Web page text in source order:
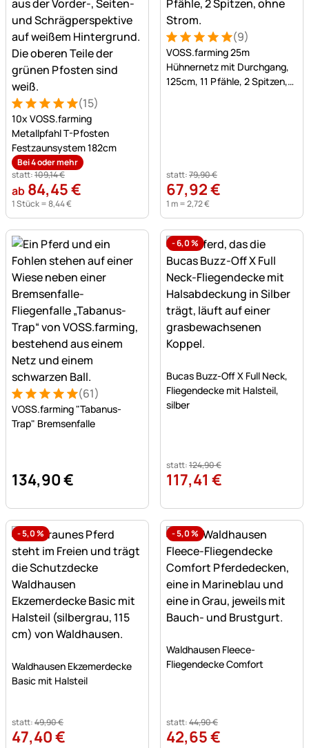
Bewertung: 5 von 5 (15 Bewertungen)
15 Bewertungen
(15)
10x VOSS.farming
Metallpfahl T-Pfosten
Festzaunsystem 182cm
Bei 4 oder mehr
statt:109,14€
ab 84,45€
1 Stück =8,44€
Bewertung: 5 von 5 (9
9 Bewertungen
(9)
VOSS.farming 25m
Hühnernetz mit Durchgang,
125cm, 11 Pfähle, 2 Spitzen,
statt:79,90€
67,92€
1 m =2,72€
Bewertung: 5 von 5 (61 Bewertungen)
61 Bewertungen
(61)
VOSS.farming "Tabanus-
Trap" Bremsenfalle
134,90€
-6,0%
Bucas Buzz-Off X Full Neck,
Fliegendecke mit Halsteil,
silber
statt:124,90€
117,41 €
-5,0%
Noch keine Bewertungen abgegeben
Waldhausen Ekzemerdecke
Basic mit Halsteil
statt:49,90€
47,40€
-5,0%
Waldhausen Fleece-
Fliegendecke Comfort
statt:44,90€
42,65€